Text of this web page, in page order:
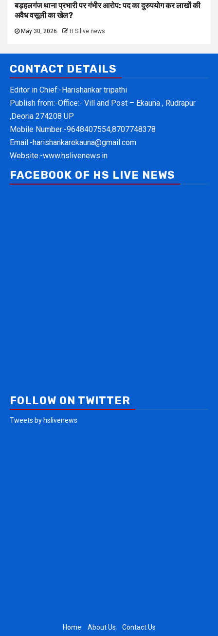
बड़हलगंज थाना प्रभारी पर गंभीर आरोप: पद का दुरुपयोग कर लाखों की
अवैध वसूली का खेल?
May 30, 2026 H S live news
CONTACT DETAILS
Editor in Chief:-Harishankar tripathi
Publish from:-Office:- Vill and Post – Ekauna , Rudrapur
,Deoria 274208 UP
Mobile Number:-9648407554,8707748378
Email:-harishankarekauna@gmail.com
Website:-www.hslivenews.in
FACEBOOK OF HS LIVE NEWS
FOLLOW ON TWITTER
Tweets by hslivenews
Home About Us Contact Us